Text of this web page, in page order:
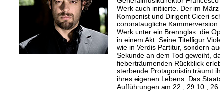
Werk auch initiierte. Der im
Komponist und Dirigent Ciceri
coronataugliche Kammerversion
Werk unter ein Brennglas: die
in einem Akt. Seine Titelfigur
wie in Verdis Partitur, sondern
Sekunde an dem Tod geweiht,
fieberträumenden Rückblick
sterbende Protagonistin träumt
ihres eigenen Lebens. Das
Aufführungen am 22., 29.10.,